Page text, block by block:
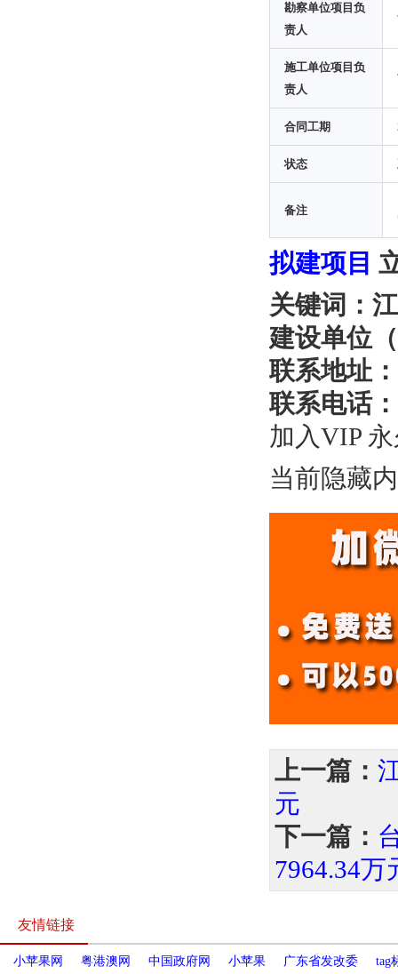
勘察单位项目负
责人
施工单位项目负
责人
合同工期
状态
备注
拟建项目
关键词：
建设单位
联系地址
联系电话
加入VIP
当前隐藏
上一篇：
元
下一篇：
7964.34万
友情链接
小苹果网 粤港澳网 中国政府网 小苹果 广东省发改委 tag